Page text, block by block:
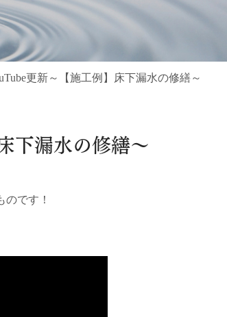
更新～【施工例】床下漏水の修繕～
下漏水の修繕～
です！